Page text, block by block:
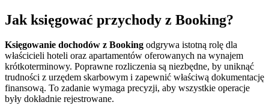
Jak księgować przychody z Booking?
Księgowanie dochodów z Booking odgrywa istotną rolę dla
właścicieli hoteli oraz apartamentów oferowanych na wynajem
krótkoterminowy. Poprawne rozliczenia są niezbędne, by uniknąć
trudności z urzędem skarbowym i zapewnić właściwą dokumentację
finansową. To zadanie wymaga precyzji, aby wszystkie operacje
były dokładnie rejestrowane.